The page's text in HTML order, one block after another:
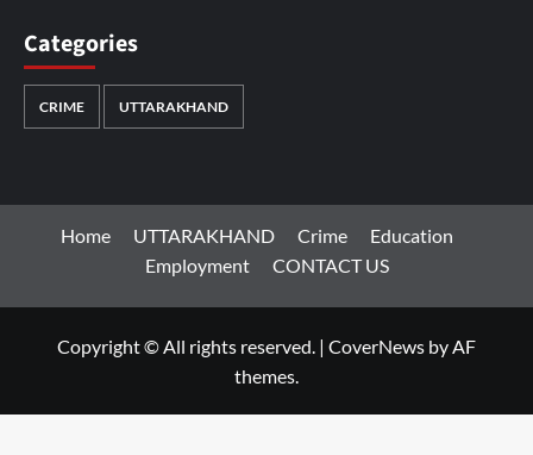
Categories
CRIME UTTARAKHAND
Home UTTARAKHAND Crime
Education
Employment
CONTACT US
Copyright © All rights reserved. | CoverNews by AF
themes.